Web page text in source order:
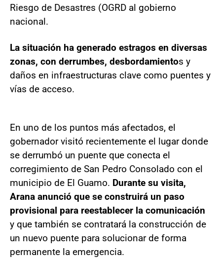
Riesgo de Desastres (OGRD al gobierno
nacional.
La situación ha generado estragos en diversas
zonas, con derrumbes, desbordamientos y
daños en infraestructuras clave como puentes y
vías de acceso.
En uno de los puntos más afectados, el
gobernador visitó recientemente el lugar donde
se derrumbó un puente que conecta el
corregimiento de San Pedro Consolado con el
municipio de El Guamo. Durante su visita,
Arana anunció que se construirá un paso
provisional para reestablecer la comunicación
y que también se contratará la construcción de
un nuevo puente para solucionar de forma
permanente la emergencia.